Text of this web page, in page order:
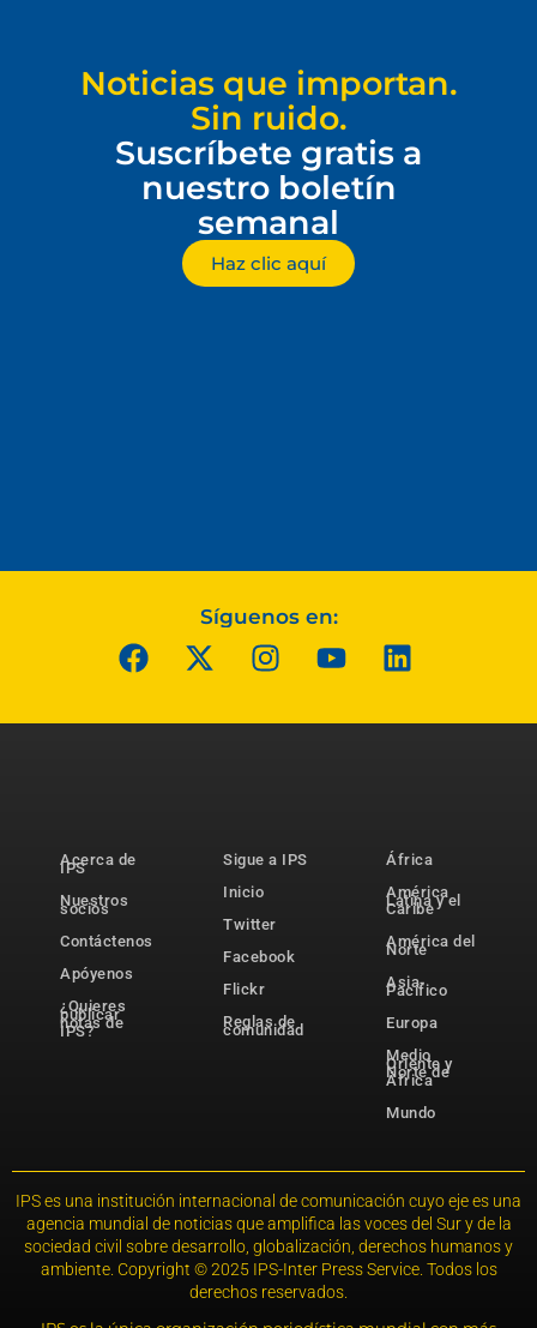
Noticias que importan.
Sin ruido.
Suscríbete gratis a
nuestro boletín
semanal
Haz clic aquí
Síguenos en:
Acerca de
IPS
Nuestros
socios
Contáctenos
Apóyenos
¿Quieres
publicar
notas de
IPS?
Sigue a IPS
Inicio
Twitter
Facebook
Flickr
Reglas de
comunidad
África
América
Latina y el
Caribe
América del
Norte
Asia-
Pacífico
Europa
Medio
Oriente y
Norte de
África
Mundo
IPS es una institución internacional de comunicación cuyo eje es una
agencia mundial de noticias que amplifica las voces del Sur y de la
sociedad civil sobre desarrollo, globalización, derechos humanos y
ambiente. Copyright © 2025 IPS-Inter Press Service. Todos los
derechos reservados.